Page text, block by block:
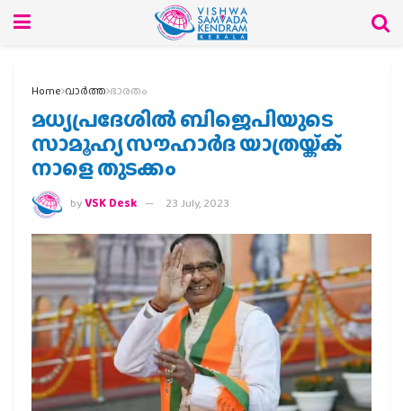
Home വാര്‍ത്ത ഭാരതം
മധ്യപ്രദേശില്‍ ബിജെപിയുടെ
സാമൂഹ്യ സൗഹാര്‍ദ യാത്രയ്ക്ക്
നാളെ തുടക്കം
byVSK Desk 23 July, 2023